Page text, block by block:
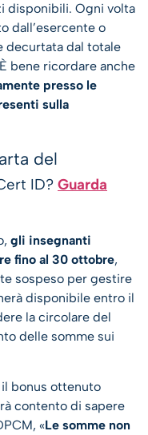
disponibili. Ogni volta
dall’esercente o
decurtata dal totale
bene ricordare anche
presso le
sulla
del
ID? Guarda
gli insegnanti
fino al 30 ottobre,
sospeso per gestire
disponibile entro il
la circolare del
delle somme sui
bonus ottenuto
contento di sapere
«Le somme non